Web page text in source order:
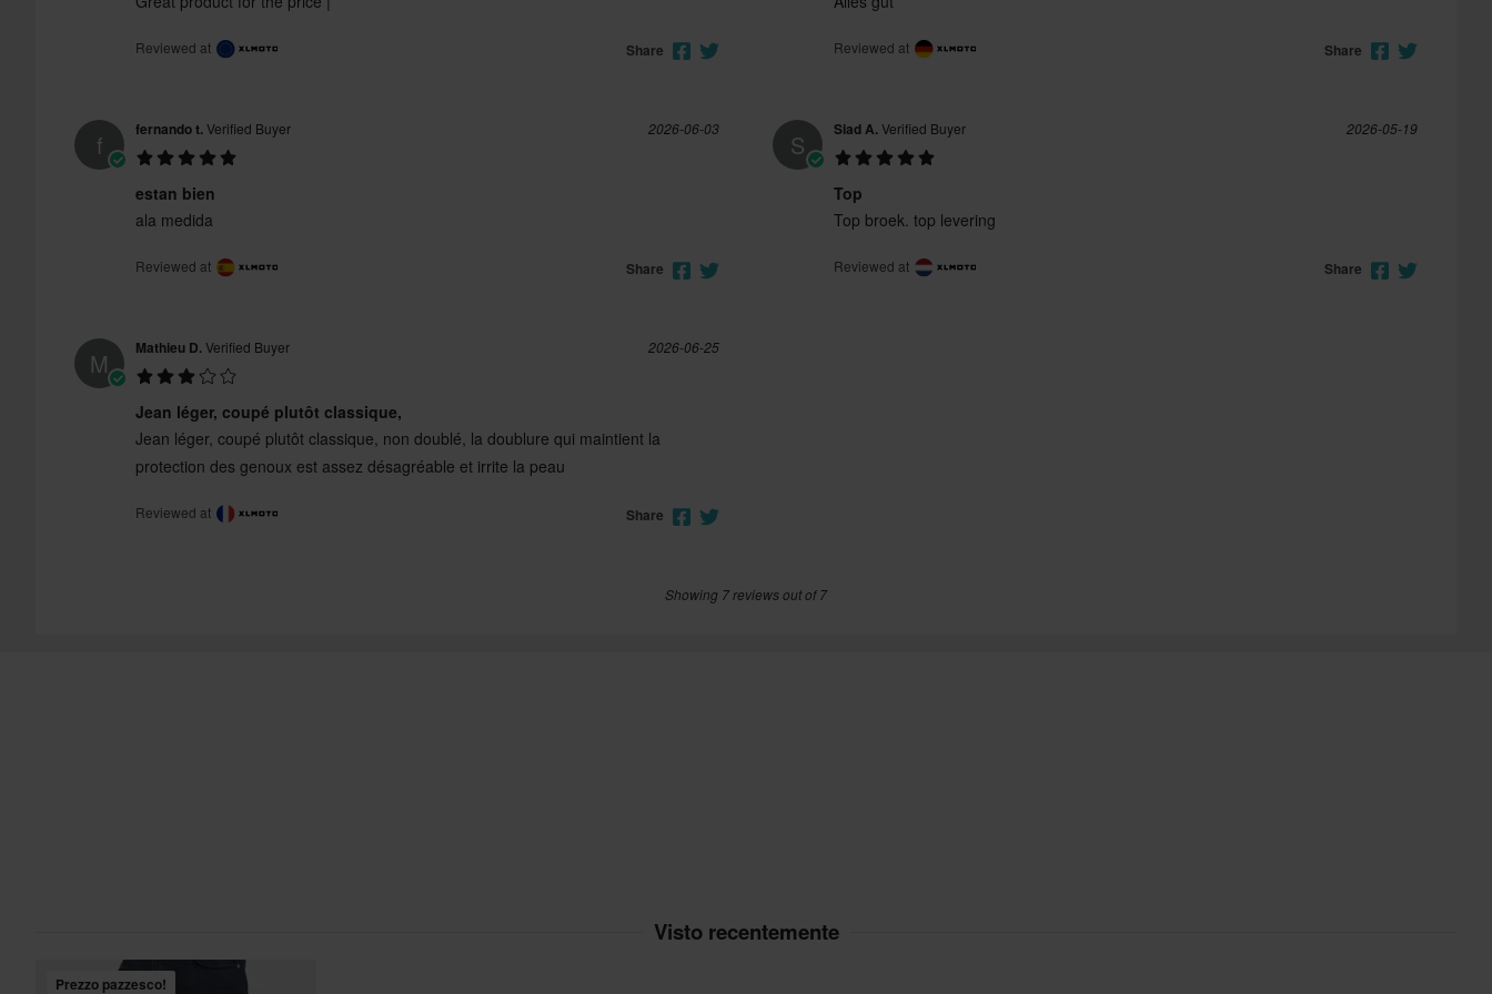
Reviewed at Share Reviewed at Share
f fernando t.Verified Buyer 2026-06-03
estan bien
ala medida
Reviewed at Share
S Siad A.Verified Buyer 2026-05-19
Top
Top broek. top levering
Reviewed at Share
M Mathieu D.Verified Buyer 2026-06-25
Jean léger, coupé plutôt classique,
Jean léger, coupé plutôt classique, non doublé, la doublure qui maintient la
protection des genoux est assez désagréable et irrite la peau
Reviewed at Share
Showing 7 reviews out of 7
Visto recentemente
Prezzo pazzesco!